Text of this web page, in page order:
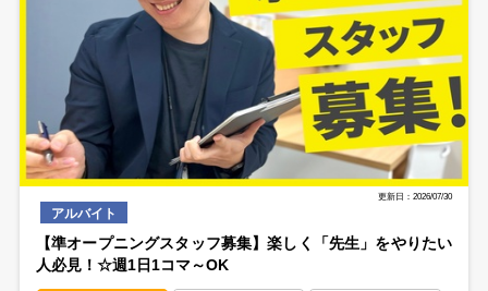
更新日：2026/07/30
アルバイト
【準オープニングスタッフ募集】楽しく「先生」をやりたい
人必見！☆週1日1コマ～OK